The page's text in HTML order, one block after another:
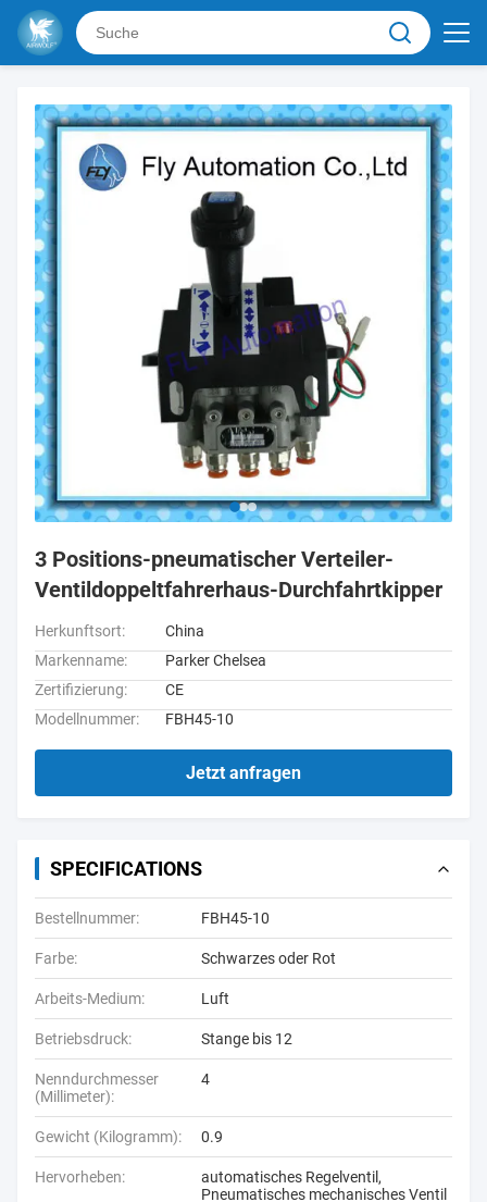
3 Positions-pneumatischer Verteiler-
Ventildoppeltfahrerhaus-Durchfahrtkipper
Herkunftsort:
China
Markenname:
Parker Chelsea
Zertifizierung:
CE
Modellnummer:
FBH45-10
Jetzt anfragen
SPECIFICATIONS
Bestellnummer: FBH45-10
Farbe: Schwarzes oder Rot
Arbeits-Medium: Luft
Betriebsdruck: Stange bis 12
Nenndurchmesser
(Millimeter):
4
Gewicht (Kilogramm): 0.9
Hervorheben: automatisches Regelventil ,
Pneumatisches mechanisches Ventil